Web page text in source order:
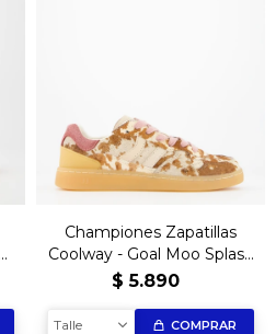
Championes Zapatillas
Coolway - Goal Moo Splash
Edición Limitada
$ 5.890
Talle COMPRAR